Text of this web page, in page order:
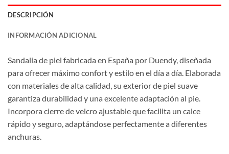
DESCRIPCIÓN
INFORMACIÓN ADICIONAL
Sandalia de piel fabricada en España por Duendy, diseñada
para ofrecer máximo confort y estilo en el día a día. Elaborada
con materiales de alta calidad, su exterior de piel suave
garantiza durabilidad y una excelente adaptación al pie.
Incorpora cierre de velcro ajustable que facilita un calce
rápido y seguro, adaptándose perfectamente a diferentes
anchuras.